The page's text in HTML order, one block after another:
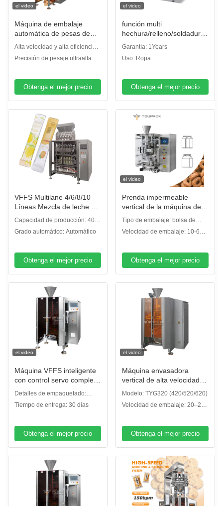
el video
Máquina de embalaje
automática de pesas de
alta velocidad para
bocadillos Nueces
Gránulos 5-200g con
bolsas/min Solución de
embalaje de alimentos
Alta velocidad y alta eficiencia:
Velocidad de embalaje 20–200
Precisión de pesaje ultraalta:
material.
Obtenga el mejor precio
el video
función multi
hechura/relleno/soldadura
vertical de la
420m m
Garantía: 1Years
Uso: Ropa
Obtenga el mejor precio
VFFS Multilane 4/6/8/10
Líneas Mezcla de leche 3
en 1 Café Instantáneo
Azúcar en polvo de llenado
automático máquina de
Capacidad de producción: 40
bolsas/minuto
Grado automático: Automático
Obtenga el mejor precio
el video
Prenda impermeable
vertical de la máquina de
ensacar del sello del
formulario del SUS 520m
m 60bpm para la comida
Tipo de embalaje: bolsa de
almohada, bolsa de fuelle,
Velocidad de embalaje: 10-60
Obtenga el mejor precio
el video
Máquina VFFS inteligente
con control servo completo
de alta velocidad y
algoritmo inteligente
avanzado para el embalaje
Detalles de empaquetado:
embalaje de caja de madera
Tiempo de entrega: 30 dias
Obtenga el mejor precio
el video
Máquina envasadora
vertical de alta velocidad
con pesadora multicabezal
para snacks, patatas fritas,
frutos secos y bolsas de
Modelo: TYG320 (420/520/620)
Velocidad de embalaje: 20–200
Obtenga el mejor precio